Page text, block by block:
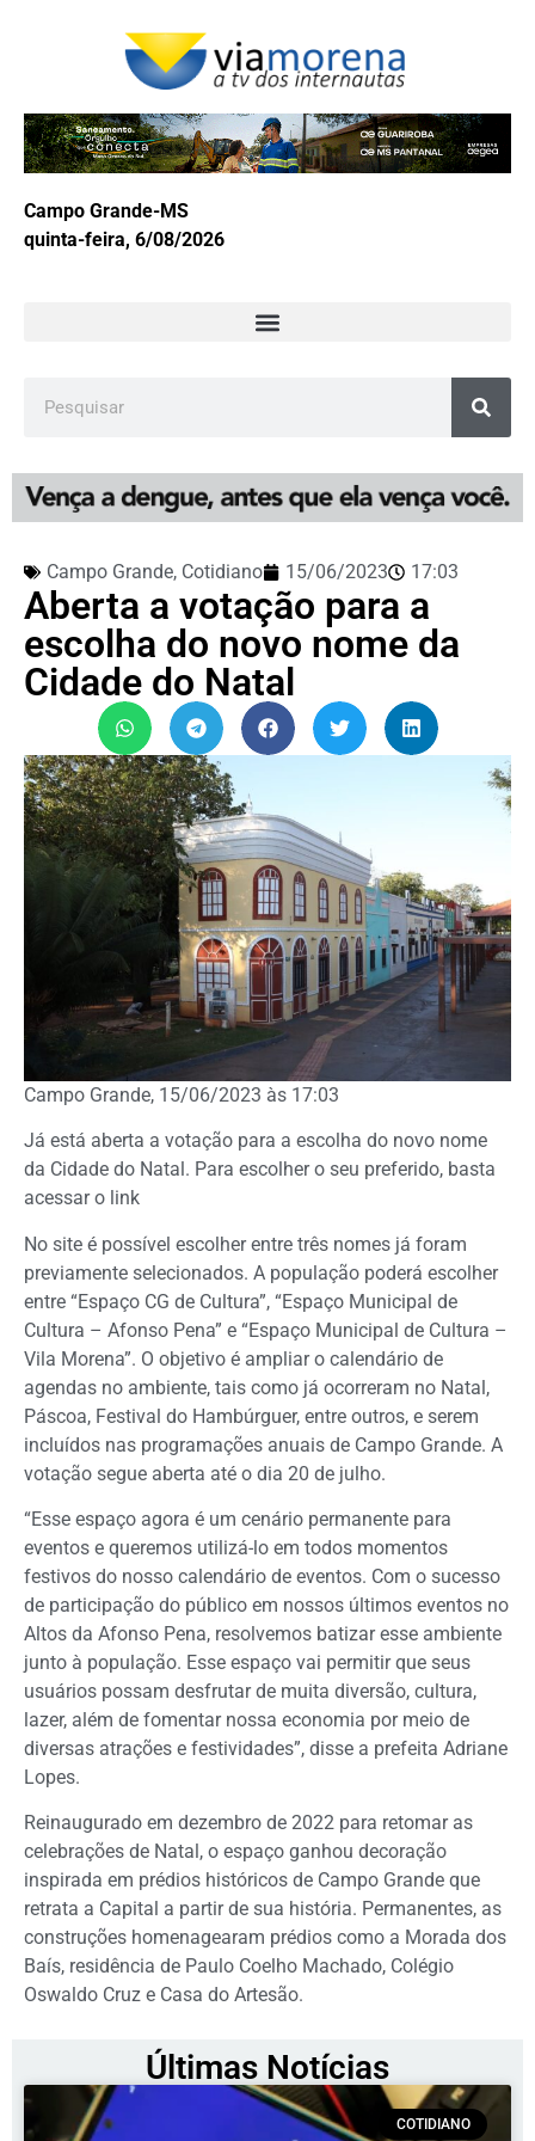
Campo Grande-MS
quinta-feira, 6/08/2026
Campo Grande, Cotidiano 15/06/2023 17:03
Aberta a votação para a
escolha do novo nome da
Cidade do Natal
Campo Grande, 15/06/2023 às 17:03
Já está aberta a votação para a escolha do novo nome
da Cidade do Natal. Para escolher o seu preferido, basta
acessar o link
No site é possível escolher entre três nomes já foram
previamente selecionados. A população poderá escolher
entre “Espaço CG de Cultura”, “Espaço Municipal de
Cultura – Afonso Pena” e “Espaço Municipal de Cultura –
Vila Morena”. O objetivo é ampliar o calendário de
agendas no ambiente, tais como já ocorreram no Natal,
Páscoa, Festival do Hambúrguer, entre outros, e serem
incluídos nas programações anuais de Campo Grande. A
votação segue aberta até o dia 20 de julho.
“Esse espaço agora é um cenário permanente para
eventos e queremos utilizá-lo em todos momentos
festivos do nosso calendário de eventos. Com o sucesso
de participação do público em nossos últimos eventos no
Altos da Afonso Pena, resolvemos batizar esse ambiente
junto à população. Esse espaço vai permitir que seus
usuários possam desfrutar de muita diversão, cultura,
lazer, além de fomentar nossa economia por meio de
diversas atrações e festividades”, disse a prefeita Adriane
Lopes.
Reinaugurado em dezembro de 2022 para retomar as
celebrações de Natal, o espaço ganhou decoração
inspirada em prédios históricos de Campo Grande que
retrata a Capital a partir de sua história. Permanentes, as
construções homenagearam prédios como a Morada dos
Baís, residência de Paulo Coelho Machado, Colégio
Oswaldo Cruz e Casa do Artesão.
Últimas Notícias
COTIDIANO